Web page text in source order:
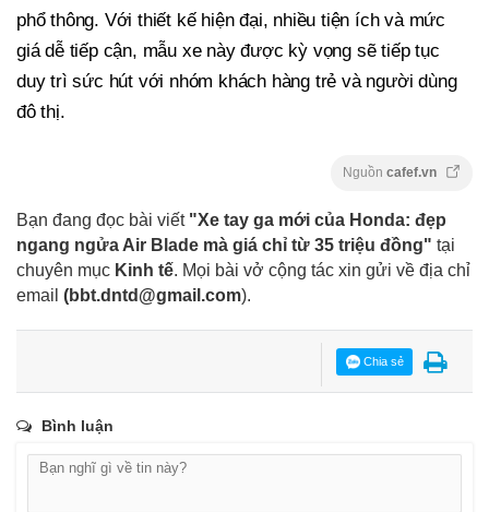
phổ thông. Với thiết kế hiện đại, nhiều tiện ích và mức
giá dễ tiếp cận, mẫu xe này được kỳ vọng sẽ tiếp tục
duy trì sức hút với nhóm khách hàng trẻ và người dùng
đô thị.
Nguồn cafef.vn
Bạn đang đọc bài viết "Xe tay ga mới của Honda: đẹp
ngang ngửa Air Blade mà giá chỉ từ 35 triệu đồng" tại
chuyên mục Kinh tế. Mọi bài vở cộng tác xin gửi về địa chỉ
email (bbt.dntd@gmail.com).
Chia sẻ
Bình luận